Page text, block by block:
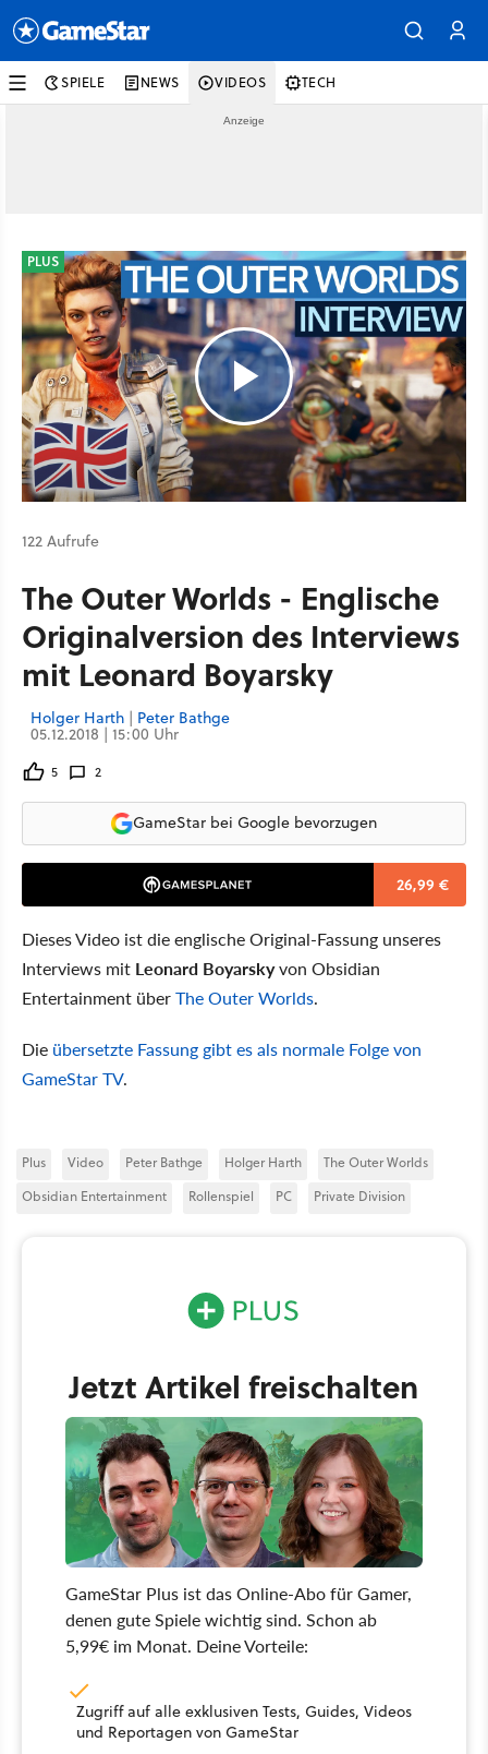
SPIELE NEWS VIDEOS TECH
PLUS
122 Aufrufe
The Outer Worlds - Englische
Originalversion des Interviews
mit Leonard Boyarsky
Holger Harth | Peter Bathge
05.12.2018 | 15:00 Uhr
5 2
GameStar bei Google bevorzugen
26,99 €
Dieses Video ist die englische Original-Fassung unseres
Interviews mit Leonard Boyarskyvon Obsidian
Entertainment überThe Outer Worlds.
Die übersetzte Fassung gibt es als normale Folge von
GameStar TV.
Plus Video Peter Bathge Holger Harth
The Outer Worlds
Obsidian Entertainment
Rollenspiel PC Private Division
Jetzt Artikel freischalten
GameStar Plus ist das Online-Abo für Gamer,
denen gute Spiele wichtig sind. Schon ab
5,99€ im Monat. Deine Vorteile:
Zugriff auf alle exklusiven Tests, Guides, Videos
und Reportagen von GameStar